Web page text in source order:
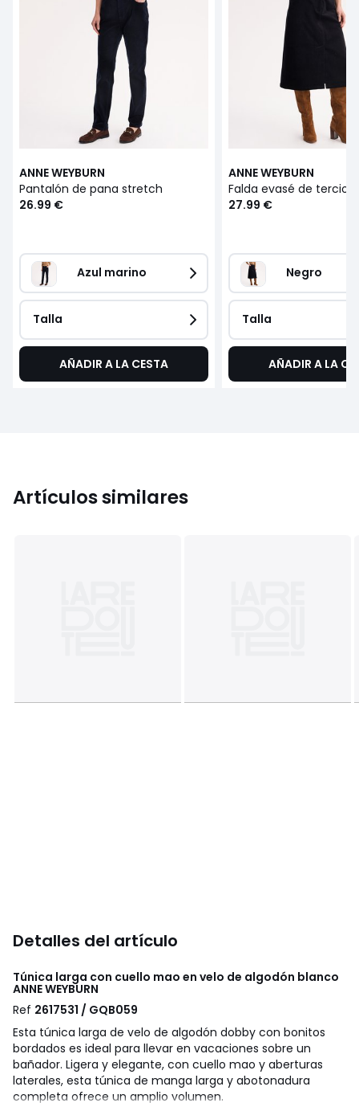
ANNE WEYBURN
Pantalón de pana stretch
26.99 €
Azul marino
Talla
AÑADIR A LA CESTA
ANNE WEYBURN
Falda evasé de
27.99 €
Negro
Talla
AÑADIR A LA
Artículos similares
Detalles del artículo
Túnica larga con cuello mao en velo de algodón blanco
ANNE WEYBURN
Ref 2617531 / GQB059
Esta túnica larga de velo de algodón dobby con bonitos
bordados es ideal para llevar en vacaciones sobre un
bañador. Ligera y elegante, con cuello mao y aberturas
laterales, esta túnica de manga larga y abotonadura
completa ofrece un amplio volumen.